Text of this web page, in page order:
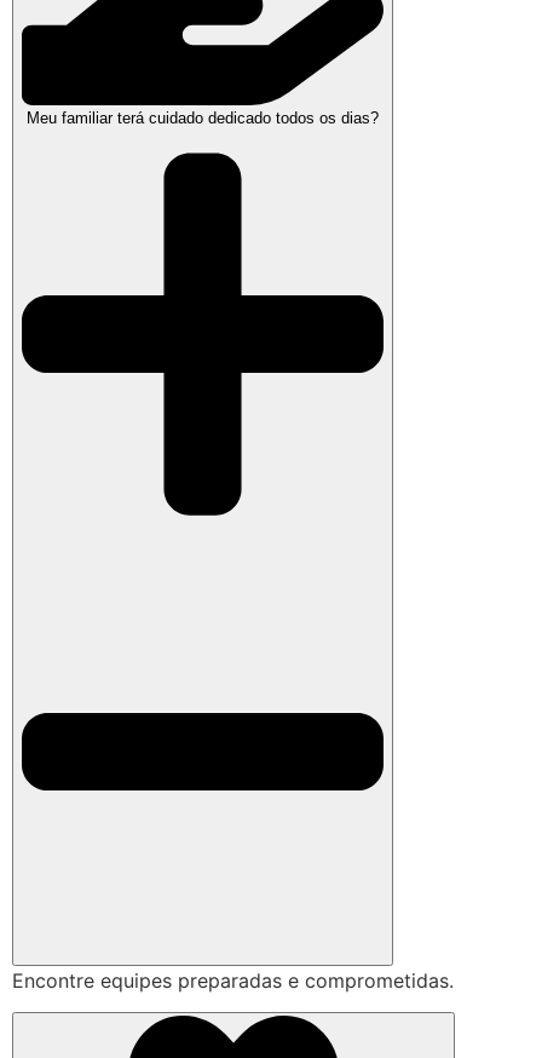
Meu familiar terá cuidado dedicado todos os dias?
Encontre equipes preparadas e comprometidas.